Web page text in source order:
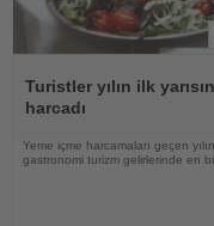
Oku
Turistler yılın ilk
harcadı
Yeme içme harcamaları geçen
gastronomi turizm gelirlerinde en